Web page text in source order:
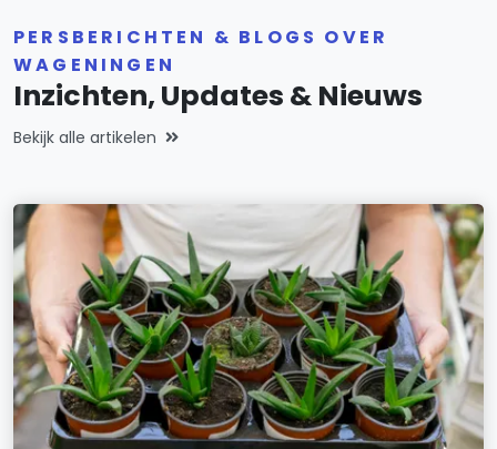
PERSBERICHTEN & BLOGS OVER
WAGENINGEN
Inzichten, Updates & Nieuws
Bekijk alle artikelen